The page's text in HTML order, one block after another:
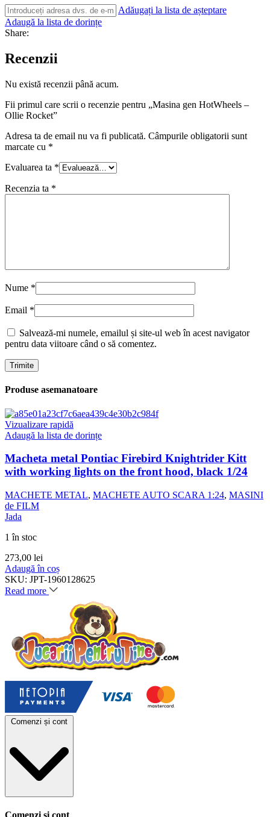
Adăugați la lista de așteptare
Adaugă la lista de dorințe
Share:
Recenzii
Nu există recenzii până acum.
Fii primul care scrii o recenzie pentru „Masina gen HotWheels –
Ollie Rocket”
Adresa ta de email nu va fi publicată. Câmpurile obligatorii sunt
marcate cu *
Evaluarea ta *
Recenzia ta *
Nume *
Email *
Salvează-mi numele, emailul și site-ul web în acest navigator
pentru data viitoare când o să comentez.
Produse asemanatoare
Vizualizare rapidă
Adaugă la lista de dorințe
Macheta metal Pontiac Firebird Knightrider Kitt
with working lights on the front hood, black 1/24
MACHETE METAL, MACHETE AUTO SCARA 1:24, MASINI
de FILM
Jada
1 în stoc
273,00 lei
Adaugă în coș
SKU: JPT-1960128625
Read more
Comenzi și cont